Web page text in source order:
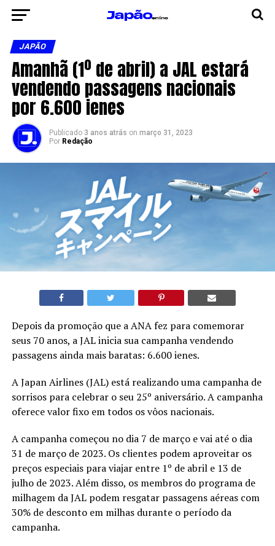
JAPÃO
Amanhã (1º de abril) a JAL estará
vendendo passagens nacionais
por 6.600 ienes
Publicado 3 anos atrás on março 31, 2023
Por Redação
Depois da promoção que a ANA fez para comemorar
seus 70 anos, a JAL inicia sua campanha vendendo
passagens ainda mais baratas: 6.600 ienes.
A Japan Airlines (JAL) está realizando uma campanha de
sorrisos para celebrar o seu 25º aniversário. A campanha
oferece valor fixo em todos os vôos nacionais.
A campanha começou no dia 7 de março e vai até o dia
31 de março de 2023. Os clientes podem aproveitar os
preços especiais para viajar entre 1º de abril e 13 de
julho de 2023. Além disso, os membros do programa de
milhagem da JAL podem resgatar passagens aéreas com
30% de desconto em milhas durante o período da
campanha.